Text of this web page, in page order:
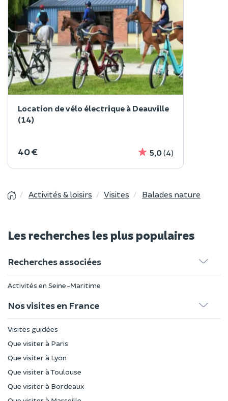
Location de vélo électrique à Deauville
(14)
40 € 5,0(4)
Activités & loisirs Visites Balades nature
Les recherches les plus populaires
Recherches associées
Activités en Seine-Maritime
Nos visites en France
Visites guidées
Que visiter à Paris
Que visiter à Lyon
Que visiter à Toulouse
Que visiter à Bordeaux